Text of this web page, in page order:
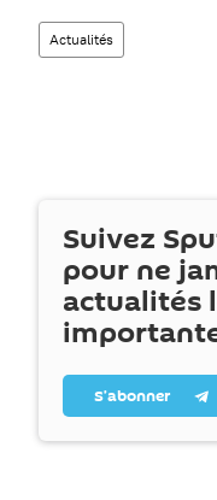
Actualités
Suivez
pour ne
actualités
S’abonner